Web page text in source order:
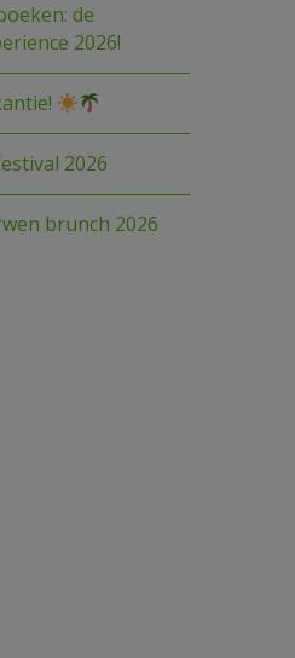
de
2026!
2026
brunch 2026